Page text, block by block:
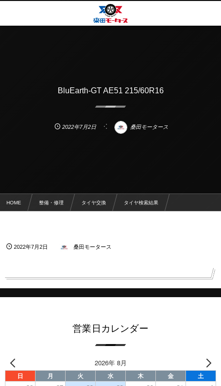
BluEarth-GT AE51 215/60R16
2022年7月2日 桑田モータース
HOME 整備・修理 タイヤ交換 タイヤ検索結果
2022年7月2日 桑田モータース
営業日カレンダー
2026年 8月
日 月 火 水 木 金 土